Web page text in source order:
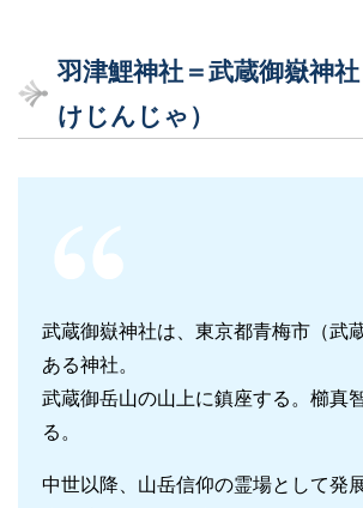
羽津鯉神社＝武蔵御嶽神
けじんじゃ）
武蔵御嶽神社は、東京都青梅市（武
ある神社。
武蔵御岳山の山上に鎮座する。櫛真
る。
中世以降、山岳信仰の霊場として発